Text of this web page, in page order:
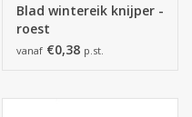
Blad wintereik knijper -
roest
vanaf €0,38 p.st.